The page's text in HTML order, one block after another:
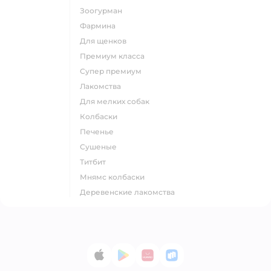
зоогурман
фармина
для щенков
премиум класса
супер премиум
лакомства
для мелких собак
колбаски
печенье
сушеные
титбит
мнямс колбаски
деревенские лакомства
App StoreGoogle Play
AppGallery
RuStore